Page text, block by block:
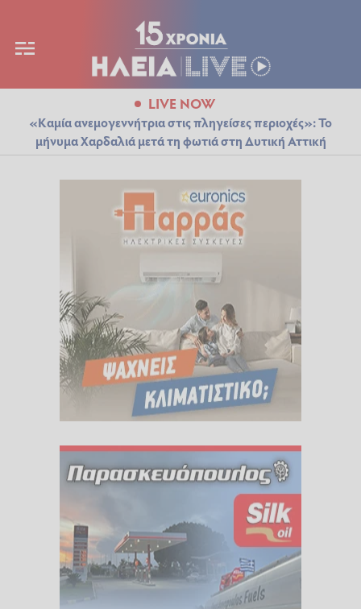
LIVE NOW
«Καμία ανεμογεννήτρια στις πληγείσες περιοχές»: Το
μήνυμα Χαρδαλιά μετά τη φωτιά στη Δυτική Αττική